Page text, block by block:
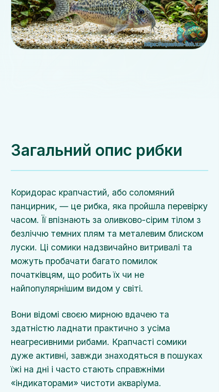
Загальний опис рибки
Коридорас крапчастий, або соломяний
панцирник, — це рибка, яка пройшла перевірку
часом. Її впізнають за оливково-сірим тілом з
безліччю темних плям та металевим блиском
луски. Ці сомики надзвичайно витривалі та
можуть пробачати багато помилок
початківцям, що робить їх чи не
найпопулярнішим видом у світі.
Вони відомі своєю мирною вдачею та
здатністю ладнати практично з усіма
неагресивними рибами. Крапчасті сомики
дуже активні, завжди знаходяться в пошуках
їжі на дні і часто стають справжніми
«індикаторами» чистоти акваріума.